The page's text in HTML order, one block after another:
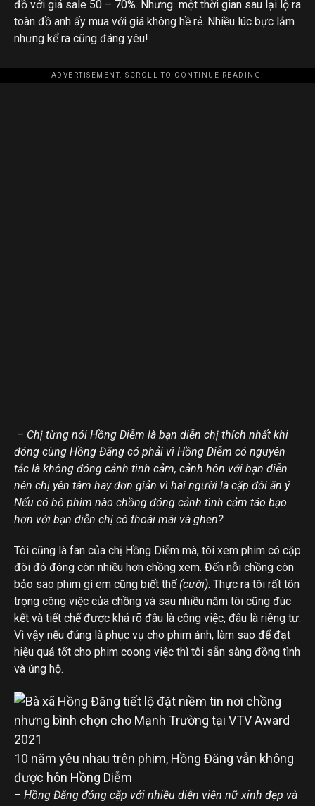
đồ với giá sale 50 – 70%. Nhưng một thời gian sau lại lộ ra
toàn đồ anh ấy mua với giá không hề rẻ. Nhiều lúc bực lắm
nhưng kể ra cũng đáng yêu!
ADVERTISEMENT. SCROLL TO CONTINUE READING.
– Chị từng nói Hồng Diễm là bạn diễn chị thích nhất khi
đóng cùng Hồng Đăng có phải vì Hồng Diễm có nguyên
tắc là không đóng cảnh tình cảm, cảnh hôn với bạn diễn
nên chị yên tâm hay đơn giản vì hai người là cặp đôi ăn ý.
Nếu có bộ phim nào chồng đóng cảnh tình cảm táo bạo
hơn với bạn diễn chị có thoái mái và ghen?
Tôi cũng là fan của chị Hồng Diễm mà, tôi xem phim có cặp
đôi đó đóng còn nhiều hơn chồng xem. Đến nỗi chồng còn
bảo sao phim gì em cũng biết thế (cười). Thực ra tôi rất tôn
trọng công việc của chồng và sau nhiều năm tôi cũng đúc
kết và tiết chế được khá rõ đâu là công việc, đâu là riêng tư.
Vì vậy nếu đúng là phục vụ cho phim ảnh, làm sao để đạt
hiệu quả tốt cho phim coong việc thì tôi sẵn sàng đồng tình
và ủng hộ.
10 năm yêu nhau trên phim, Hồng Đăng vẫn không
được hôn Hồng Diễm
– Hồng Đăng đóng cặp với nhiều diễn viên nữ xinh đẹp và